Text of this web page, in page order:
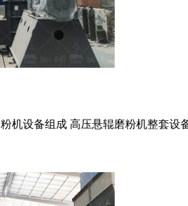
机设备组成 高压悬辊磨粉机整套